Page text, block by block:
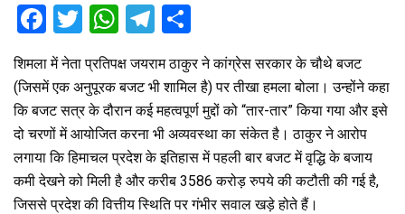
F
a
ce
b
o
o
k
T
wi
tt
er
W
at
s
A
p
p
T
e
gr
a
m
h
ar
e
शिमला में नेता प्रतिपक्ष जयराम ठाकुर ने कांग्रेस सरकार के चौथे बजट
(जिसमें एक अनुपूरक बजट भी शामिल है) पर तीखा हमला बोला। उन्होंने कहा
कि बजट सत्र के दौरान कई महत्वपूर्ण मुद्दों को “तार-तार” किया गया और इसे
दो चरणों में आयोजित करना भी अव्यवस्था का संकेत है। ठाकुर ने आरोप
लगाया कि हिमाचल प्रदेश के इतिहास में पहली बार बजट में वृद्धि के बजाय
कमी देखने को मिली है और करीब 3586 करोड़ रुपये की कटौती की गई है,
जिससे प्रदेश की वित्तीय स्थिति पर गंभीर सवाल खड़े होते हैं।